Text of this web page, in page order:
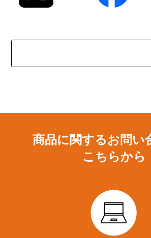
検
商品に関するお問い
こちらから